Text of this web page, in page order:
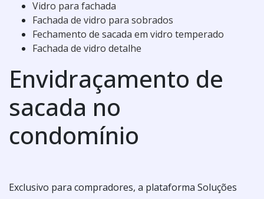
Vidro para fachada
Fachada de vidro para sobrados
Fechamento de sacada em vidro temperado
Fachada de vidro detalhe
Envidraçamento de
sacada no
condomínio
Exclusivo para compradores, a plataforma Soluções